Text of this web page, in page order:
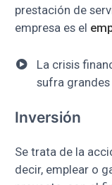
prestación de
empresa es el
La crisis
sufra grandes
Inversión
Se trata de la
decir, emplear o